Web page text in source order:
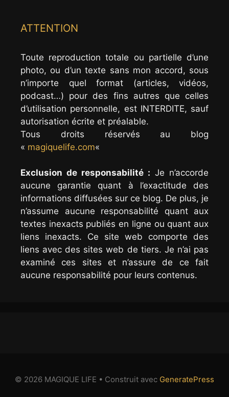
ATTENTION
Toute reproduction totale ou partielle d’une
photo, ou d’un texte sans mon accord, sous
n’importe quel format (articles, vidéos,
podcast…) pour des fins autres que celles
d’utilisation personnelle, est INTERDITE, sauf
autorisation écrite et préalable.
Tous droits réservés au blog
« magiquelife.com«
Exclusion de responsabilité : Je n’accorde
aucune garantie quant à l’exactitude des
informations diffusées sur ce blog. De plus, je
n’assume aucune responsabilité quant aux
textes inexacts publiés en ligne ou quant aux
liens inexacts. Ce site web comporte des
liens avec des sites web de tiers. Je n’ai pas
examiné ces sites et n’assure de ce fait
aucune responsabilité pour leurs contenus.
© 2026 MAGIQUE LIFE • Construit avec GeneratePress